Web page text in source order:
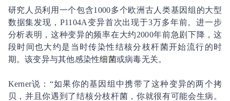
研究人员利用一个包含1000多个欧洲古人类基因组的大型
数据集发现，P1104A变异首次出现于3万多年前。进一步
分析表明，这种变异的频率在大约2000年前急剧下降，这
段时间也大约是当时传染性结核分枝杆菌开始流行的时
期。该变异与其他感染性细菌或病毒无关。
Kerner说：“如果你的基因组中携带了这种变异的两个拷
贝，并且你遇到了结核分枝杆菌，你就很有可能会生病。